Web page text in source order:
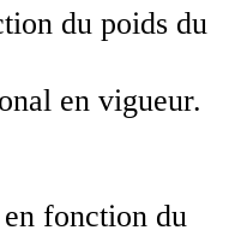
du poids du
en vigueur.
fonction du